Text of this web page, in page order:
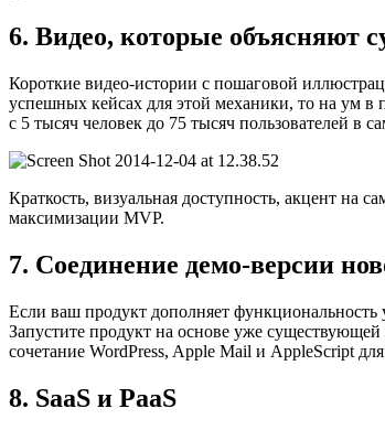
6. Видео, которые объясняют
Короткие видео-истории с пошаговой
успешных кейсах для этой механики, то на ум в
с 5 тысяч человек до 75 тысяч пользователей в
Краткость, визуальная доступность, акцент
максимизации MVP.
7. Соединение демо-версии
Если ваш продукт дополняет функциональность
Запустите продукт на основе уже
сочетание WordPress, Apple Mail и AppleScript
8. SaaS и PaaS